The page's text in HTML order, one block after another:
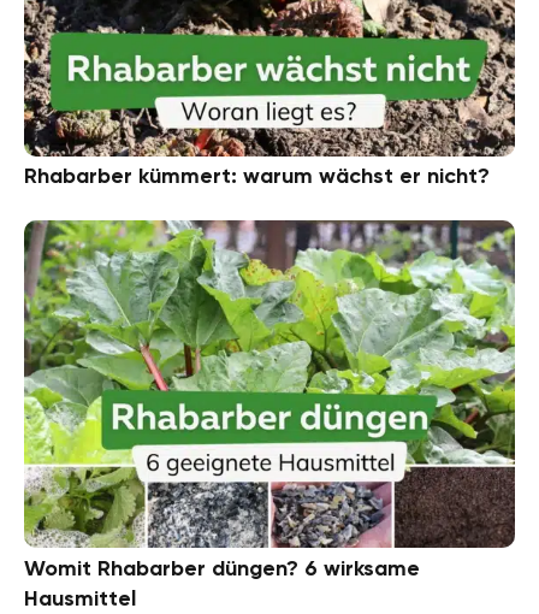
Rhabarber kümmert: warum wächst er nicht?
Womit Rhabarber düngen? 6 wirksame
Hausmittel